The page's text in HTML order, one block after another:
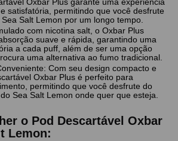
satisfatória, permitindo que você desfrute
Salt Lemon por um longo tempo.
com nicotina salt, o Oxbar Plus
suave e rápida, garantindo uma
a cada puff, além de ser uma opção
uma alternativa ao fumo tradicional.
Com seu design compacto e
Oxbar Plus é perfeito para
permitindo que você desfrute do
Sea Salt Lemon onde quer que esteja.
o Pod Descartável Oxbar
Lemon: